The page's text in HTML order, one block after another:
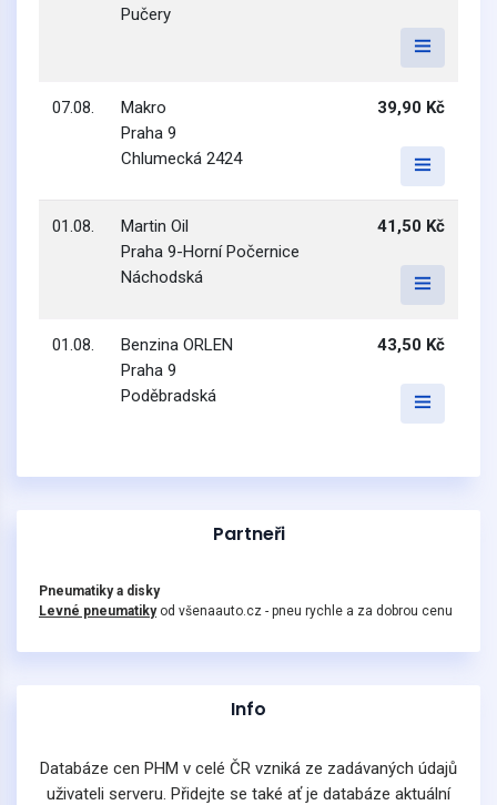
Pučery
07.08.
Makro
Praha 9
Chlumecká 2424
39,90 Kč
01.08.
Martin Oil
Praha 9-Horní Počernice
Náchodská
41,50 Kč
01.08.
Benzina ORLEN
Praha 9
Poděbradská
43,50 Kč
Partneři
Pneumatiky a disky
Levné pneumatikyod všenaauto.cz - pneu rychle a za dobrou cenu
Info
Databáze cen PHM v celé ČR vzniká ze zadávaných údajů
uživateli serveru. Přidejte se také ať je databáze aktuální